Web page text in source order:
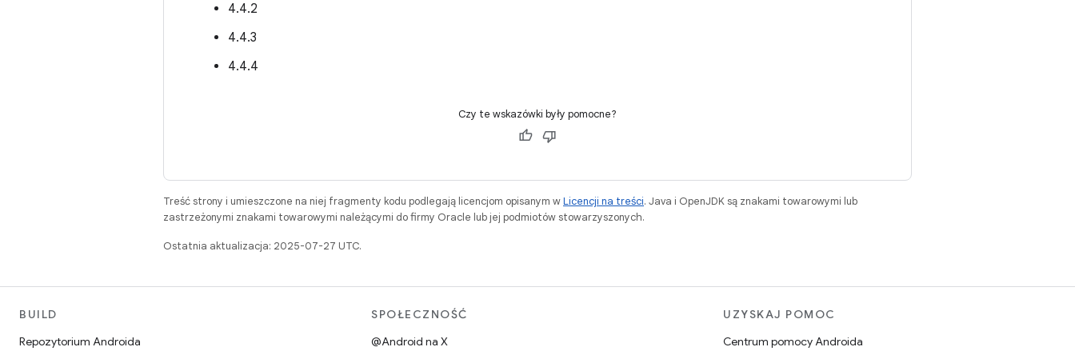
4.4.2
4.4.3
4.4.4
Czy te wskazówki były pomocne?
Treść strony i umieszczone na niej fragmenty kodu podlegają licencjom opisanym wLicencji na treści. Java i OpenJDK są znakami towarowymi lub
zastrzeżonymi znakami towarowymi należącymi do firmy Oracle lub jej podmiotów stowarzyszonych.
Ostatnia aktualizacja: 2025-07-27 UTC.
BUILD
Repozytorium Androida
SPOŁECZNOŚĆ
@Android na X
UZYSKAJ POMOC
Centrum pomocy Androida